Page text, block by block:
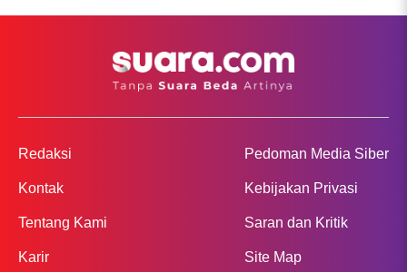
Redaksi
Kontak
Tentang Kami
Karir
Pedoman Media Siber
Kebijakan Privasi
Saran dan Kritik
Site Map